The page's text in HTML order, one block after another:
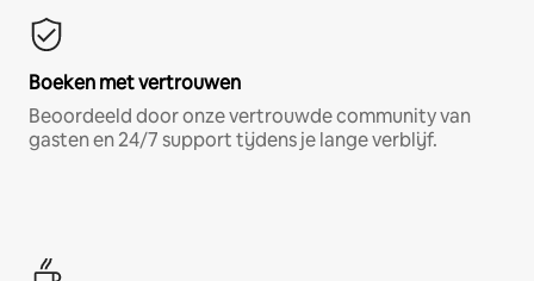
Boeken met vertrouwen
Beoordeeld door onze vertrouwde community van
gasten en 24/7 support tijdens je lange verblijf.